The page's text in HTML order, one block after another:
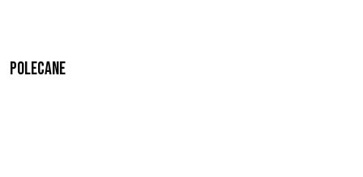
Polecane